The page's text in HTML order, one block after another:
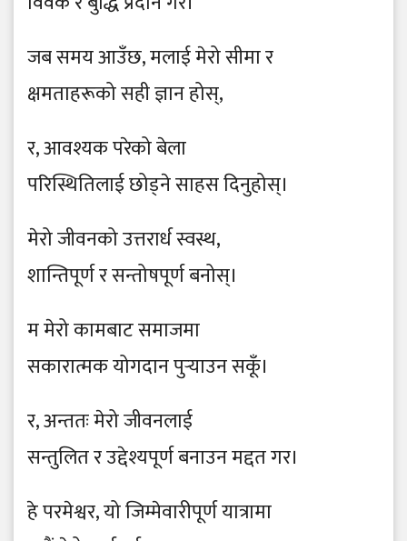
जब समय आउँछ, मलाई मेरो सीमा र
क्षमताहरूको सही ज्ञान होस्,
र, आवश्यक परेको बेला
परिस्थितिलाई छोड्ने साहस दिनुहोस्।
मेरो जीवनको उत्तरार्ध स्वस्थ,
शान्तिपूर्ण र सन्तोषपूर्ण बनोस्।
म मेरो कामबाट समाजमा
सकारात्मक योगदान पुर्‍याउन सकूँ।
र, अन्ततः मेरो जीवनलाई
सन्तुलित र उद्देश्यपूर्ण बनाउन मद्दत गर।
हे परमेश्वर, यो जिम्मेवारीपूर्ण यात्रामा